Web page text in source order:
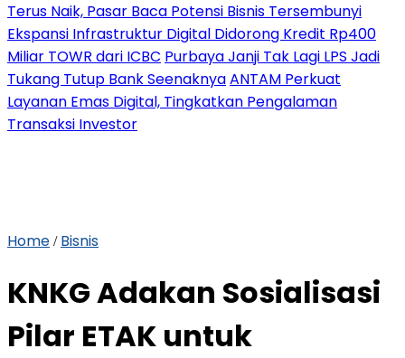
Terus Naik, Pasar Baca Potensi Bisnis Tersembunyi
Ekspansi Infrastruktur Digital Didorong Kredit Rp400
Miliar TOWR dari ICBC Purbaya Janji Tak Lagi LPS Jadi
Tukang Tutup Bank SeenaknyaANTAM Perkuat
Layanan Emas Digital, Tingkatkan Pengalaman
Transaksi Investor
Home / Bisnis
KNKG Adakan Sosialisasi
Pilar ETAK untuk